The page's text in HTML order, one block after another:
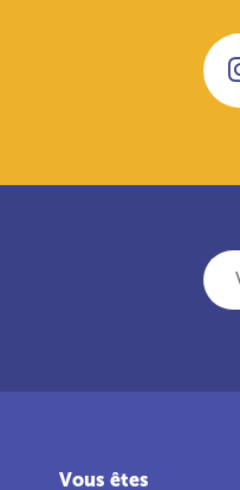
Votre adresse e-mail
Vous êtes